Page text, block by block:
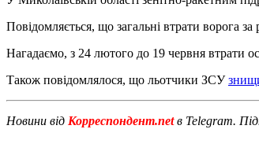
Повідомляється, що загальні втрати ворога
Нагадаємо, з 24 лютого до 19 червня втрати
Також повідомлялося, що льотчики ЗСУ
Новини від Корреспондент.netв Telegram.